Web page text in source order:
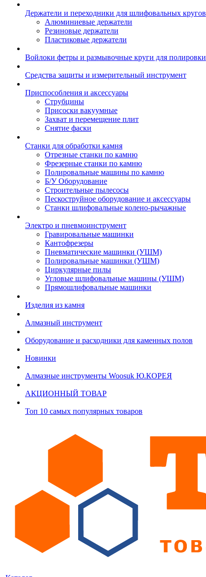
Держатели и переходники для шлифовальных кругов
Алюминиевые держатели
Резиновые держатели
Пластиковые держатели
Войлоки фетры и размывочные круги для полировки
Средства защиты и измерительный инструмент
Приспособления и аксессуары
Струбцины
Присоски вакуумные
Захват и перемещение плит
Снятие фаски
Станки для обработки камня
Отрезные станки по камню
Фрезерные станки по камню
Полировальные машины по камню
Б/У Оборудование
Строительные пылесосы
Пескоструйное оборудование и аксессуары
Станки шлифовальные колено-рычажные
Электро и пневмоинструмент
Гравировальные машинки
Кантофрезеры
Пневматические машинки (УШМ)
Полировальные машинки (УШМ)
Циркулярные пилы
Угловые шлифовальные машины (УШМ)
Прямошлифовальные машинки
Изделия из камня
Алмазный инструмент
Оборудование и расходники для каменных полов
Новинки
Алмазные инструменты Woosuk Ю.КОРЕЯ
АКЦИОННЫЙ ТОВАР
Топ 10 самых популярных товаров